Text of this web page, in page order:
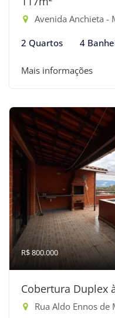
Avenida Anchieta -
2 Quartos 4
Mais informações
R$ 800.000
Cobertura Duplex
Rua Aldo Ennos de